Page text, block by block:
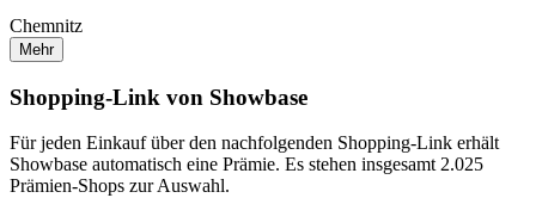
Chemnitz
Mehr
Shopping-Link von Showbase
Für jeden Einkauf über den nachfolgenden Shopping-Link erhält
Showbase automatisch eine Prämie. Es stehen insgesamt 2.025
Prämien-Shops zur Auswahl.